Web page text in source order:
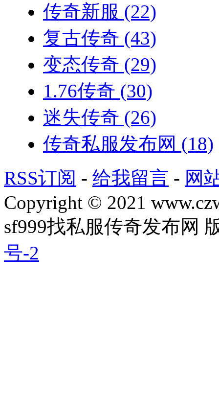
传奇新服 (22)
复古传奇 (43)
变态传奇 (29)
1.76传奇 (30)
迷失传奇 (26)
传奇私服发布网 (18)
RSS订阅 - 给我留言 - 网
Copyright © 2021
sf999找私服传奇发布网
号-2